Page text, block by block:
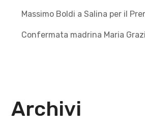
Massimo Boldi a Salina per il
Confermata madrina Maria
Archivi